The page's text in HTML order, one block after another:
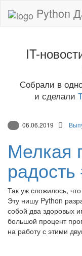
Python
IT-
Собрали в
и сделали
06.06.2019
Мелкая
Так уж сложилось,
Эту нишу Python
собой два здоровых
большой процент
на работу с этими